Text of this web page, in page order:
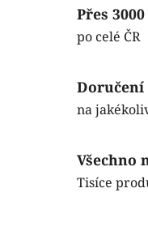
Přes
po celé ČR
Doručení
na
Všechno
Tisíce